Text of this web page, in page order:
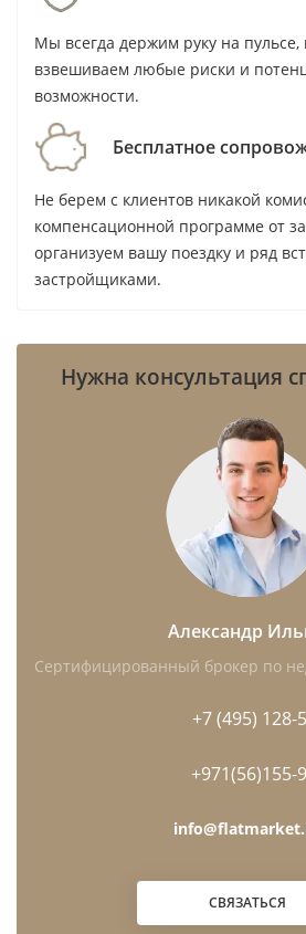
Мы всегда держим руку на
взвешиваем любые риски и
возможности.
Бесплатное
Не берем с клиентов никакой
компенсационной программе от
организуем вашу поездку и ряд
застройщиками.
Нужна консультация
Александр
Сертифицированный брокер по
+7 (495) 128-
+971(56)155-
СВЯЗАТЬСЯ